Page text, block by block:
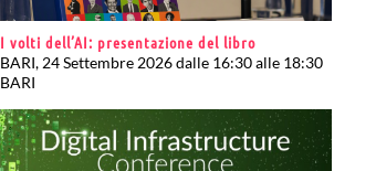
I volti dell’AI: presentazione del libro
BARI, 24 Settembre 2026 dalle 16:30 alle 18:30
BARI